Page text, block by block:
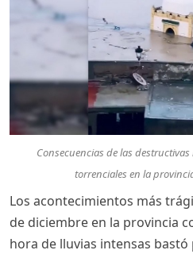
Consecuencias de las
torrenciales en la
Los acontecimientos más
de diciembre en la provincia
hora de lluvias intensas